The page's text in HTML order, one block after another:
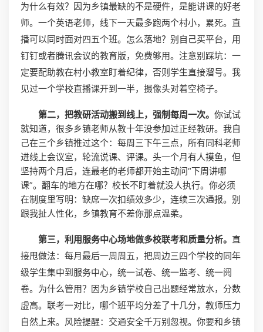
为什么有效？因为乡镇最缺的不是硬件，是能讲课的好老
师。一个英语老师，线下一天最多跑两个村小，累死。直
播可以同时面对四五个班。怎么落地？别自己买平台，用
钉钉或者腾讯会议的教育版，免费够用。注意别踩坑：一
定要配助教在村小教室盯着纪律，否则学生直接溜号。我
见过一个学校直播课开到一半，摄像头对着空椅子。
第二，把教研活动搬到线上，强制每周一次。 你试试
就知道，很多乡镇老师从教十年没参加过正经教研。我自
己在三个乡镇推过这个：每周三下午三点，所有同科老师
进线上会议室，轮流说课、评课。头一个月有人摸鱼，但
坚持两个月后，连最老的老师都开始主动问“下周讲哪
课”。翻车的地方在哪？校长不盯着就没人执行。你必须
在制度里写明：缺席一次扣绩效多少，连续三次通报。别
跟我扯人性化，乡镇教育不差你那点温柔。
第三，利用服务中心场地做多校联考和质量分析。 直
接甩做法：每月最后一周周五，把周边三四个学校的同年
级学生集中到服务中心，统一试卷、统一监考、统一阅
卷。为什么管用？因为乡镇学校自己出题经常放水，分数
虚高。联考一对比，哪个班平均分差了十几分，教师压力
自然上来。风险提醒：交通安全千万别忽视。你要和乡镇